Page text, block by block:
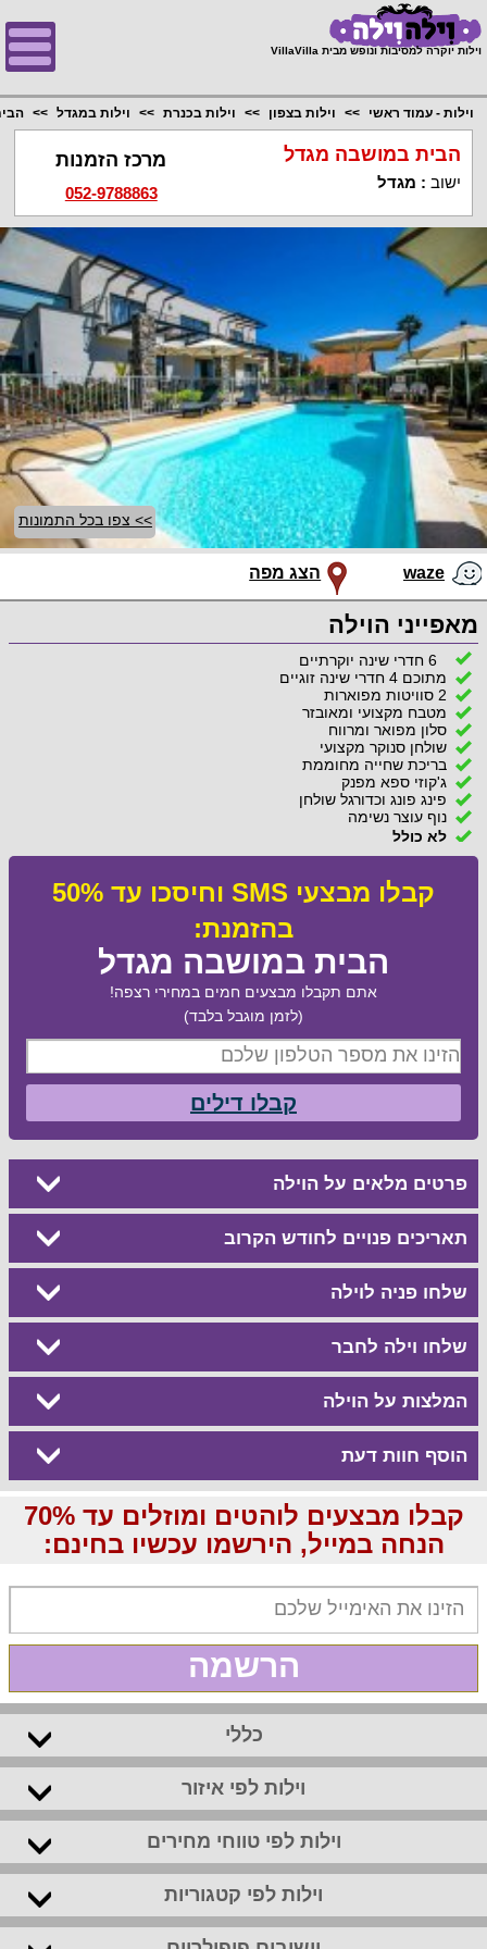
וילות יוקרה למסיבות ונופש מבית VillaVilla
וילות - עמוד ראשי וילות בצפון וילות בכנרת וילות במגדל
הבית במושבה מגדל
ישוב : מגדל
מרכז הזמנות
052-9788863
>> צפו בכל התמונות
waze הצג מפה
מאפייני הוילה
6 חדרי שינה יוקרתיים
מתוכם 4 חדרי שינה זוגיים
2 סוויטות מפוארות
מטבח מקצועי ומאובזר
סלון מפואר ומרווח
שולחן סנוקר מקצועי
בריכת שחייה מחוממת
ג'קוזי ספא מפנק
פינג פונג וכדורגל שולחן
נוף עוצר נשימה
לא כולל
קבלו מבצעי SMS וחיסכו עד 50%
בהזמנת:
הבית במושבה מגדל
אתם תקבלו מבצעים חמים במחירי רצפה!
(לזמן מוגבל בלבד)
קבלו דילים
פרטים מלאים על הוילה
תאריכים פנויים לחודש הקרוב
שלחו פניה לוילה
שלחו וילה לחבר
המלצות על הוילה
הוסף חוות דעת
קבלו מבצעים לוהטים ומוזלים עד 70%
הנחה במייל, הירשמו עכשיו בחינם:
הרשמה
כללי
וילות לפי איזור
וילות לפי טווחי מחירים
וילות לפי קטגוריות